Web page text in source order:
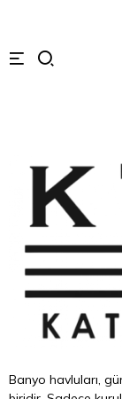
Banyo havluları,